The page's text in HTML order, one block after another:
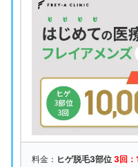
料金： ヒゲ脱毛3部位 3回